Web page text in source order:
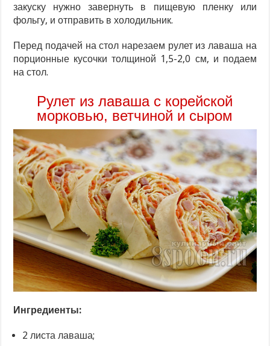
закуску нужно завернуть в пищевую пленку или
фольгу, и отправить в холодильник.
Перед подачей на стол нарезаем рулет из лаваша на
порционные кусочки толщиной 1,5-2,0 см, и подаем
на стол.
Рулет из лаваша с корейской
морковью, ветчиной и сыром
Ингредиенты:
2 листа лаваша;